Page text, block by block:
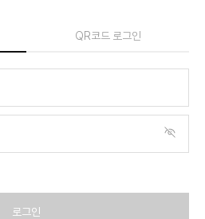
QR코드 로그인
로그인